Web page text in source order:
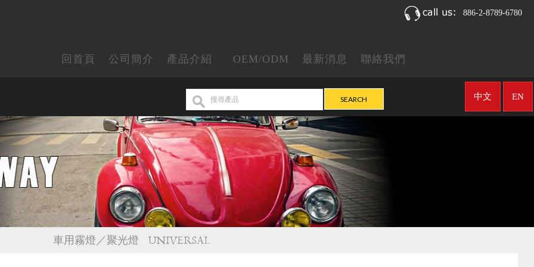
886-2-8789-6780
回首頁 公司簡介 產品介紹 OEM/ODM 最新消息 聯絡我們
EN
中文
車用霧燈／聚光燈 >UNIVERSAL